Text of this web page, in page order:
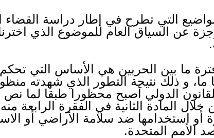
التي تطرح في إطار دراسة القضاء
عن السياق العام للموضوع الذي
ما بين الحربين هي الأساس التي تحكم
ما، و ذلك نتيجة التطور الذي شهدته
الدولي أصبح محظورا طبقا لما نص
المادة الثانية في الفقرة الرابعة
أو استخدامها ضد سلامة الأراضي أو
الأمم المتحدة.